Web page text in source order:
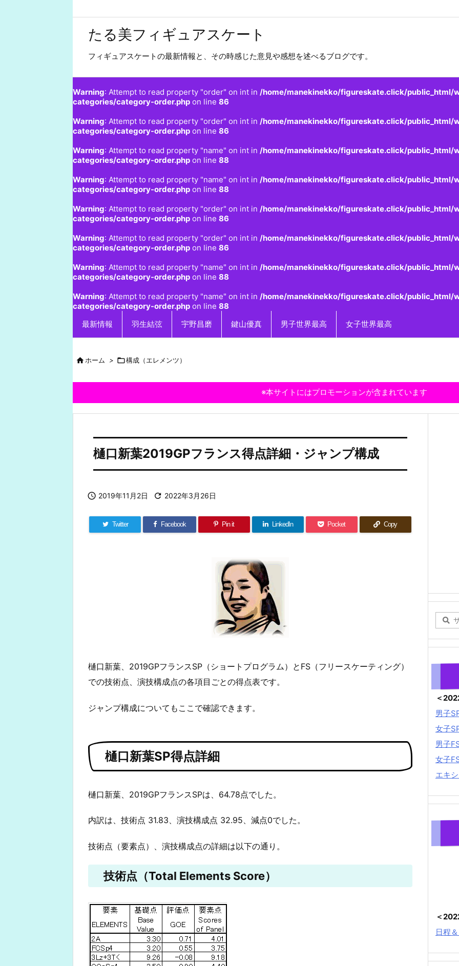
たる美フィギュアスケート
フィギュアスケートの最新情報と、その時感じた意見や感想を述べるブログです。
Warning: Attempt to read property "order" on int in /home/manekinekko/figureskate.click/public_html/
categories/category-order.php on line 86
Warning: Attempt to read property "order" on int in /home/manekinekko/figureskate.click/public_html/
categories/category-order.php on line 86
Warning: Attempt to read property "name" on int in /home/manekinekko/figureskate.click/public_html/
categories/category-order.php on line 88
Warning: Attempt to read property "name" on int in /home/manekinekko/figureskate.click/public_html/
categories/category-order.php on line 88
Warning: Attempt to read property "order" on int in /home/manekinekko/figureskate.click/public_html/
categories/category-order.php on line 86
Warning: Attempt to read property "order" on int in /home/manekinekko/figureskate.click/public_html/
categories/category-order.php on line 86
Warning: Attempt to read property "name" on int in /home/manekinekko/figureskate.click/public_html/
categories/category-order.php on line 88
Warning: Attempt to read property "name" on int in /home/manekinekko/figureskate.click/public_html/
categories/category-order.php on line 88
最新情報
羽生結弦 宇野昌磨 鍵山優真 男子世界最高 女子世界最高
ホーム > 構成（エレメンツ）
※本サイトにはプロモーションが含まれています
樋口新葉2019GPフランス得点詳細・ジャンプ構成
 2019年11月2日  2022年3月26日
Twitter Facebook Pin it LinkedIn Pocket Copy
樋口新葉、2019GPフランスSP（ショートプログラム）とFS（フリースケーティング）
での技術点、演技構成点の各項目ごとの得点表です。
ジャンプ構成についてもここで確認できます。
樋口新葉SP得点詳細
樋口新葉、2019GPフランスSPは、64.78点でした。
内訳は、技術点 31.83、演技構成点 32.95、減点0でした。
技術点（要素点）、演技構成点の詳細は以下の通り。
技術点（Total Elements Score）
＜
男子
女子
男子
女子
エキ
＜
日程